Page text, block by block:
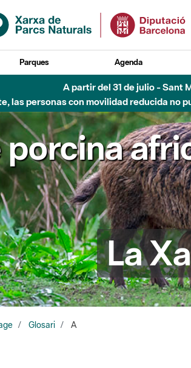
Parques Agenda
A partir del 31 de julio - Sant
las personas con movilidad reducida no
porcina
La
Glosari A